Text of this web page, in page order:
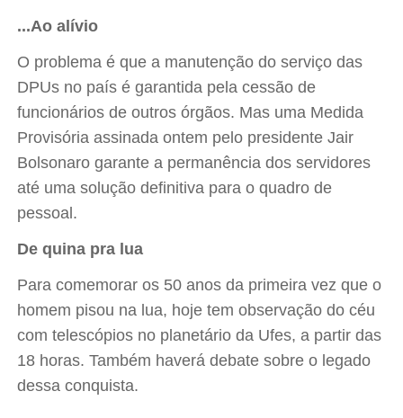
...Ao alívio
O problema é que a manutenção do serviço das
DPUs no país é garantida pela cessão de
funcionários de outros órgãos. Mas uma Medida
Provisória assinada ontem pelo presidente Jair
Bolsonaro garante a permanência dos servidores
até uma solução definitiva para o quadro de
pessoal.
De quina pra lua
Para comemorar os 50 anos da primeira vez que o
homem pisou na lua, hoje tem observação do céu
com telescópios no planetário da Ufes, a partir das
18 horas. Também haverá debate sobre o legado
dessa conquista.